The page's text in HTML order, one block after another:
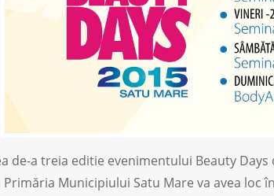
de-a treia editie evenimentului Beauty
Primăria Municipiului Satu Mare va avea loc